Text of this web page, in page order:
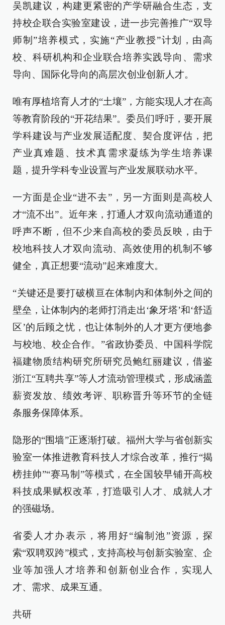
吴凯建议，构建更紧密的产学研融合生态，支
持校企联合实验室建设，进一步完善推广“双导
师制”培养模式，实施“产业教授”计划，由高
校、科研机构和企业联合培养实践导向、需求
导向、国际化导向的高层次创业创新人才。
唯有厚植培育人才的“土壤”，方能实现人才在高
等教育阶段的“开花结果”。委员们呼吁，要开展
学科建设与产业发展适配度、契合度评估，把
产业真难题、技术真需求凝练为学生培养课
题，提升学科专业设置与产业发展联动水平。
一方面是企业“进不去”，另一方面则是高校人
才“流不出”。近年来，打通人才双向流动通道的
呼声不断，但不少来自高校的委员反映，由于
校地科技人才双向流动、高效使用的机制不够
健全，真正想要“流动”起来难度大。
“关键还是要打破横亘在体制内和体制外之间的
壁垒，让体制内的老师打消走出‘象牙塔’和‘舒适
区’的后顾之忧，也让体制外的人才更方便地参
与校地、校企合作。”省政协委员、中国科学院
福建物质结构研究所研究员鲍红丽建议，借鉴
浙江“互聘共享”等人才流动管理模式，形成涵盖
薪资发放、绩效考评、职称晋升等环节的全链
条服务保障体系。
隐形的“围墙”正逐渐打破。福州大学与省创新实
验室一体推进教育科技人才综合改革，推行“揭
榜挂帅”“赛马制”等模式，在全国较早铺开高校
科技成果赋权改革，打造吸引人才、成就人才
的强磁场。
省委人才办表示，将用好“编制池”资源，探
索“双聘双跨”模式，支持高校与创新实验室、企
业等加强人才培养和创新创业合作，实现人
才、需求、成果互通。
共研